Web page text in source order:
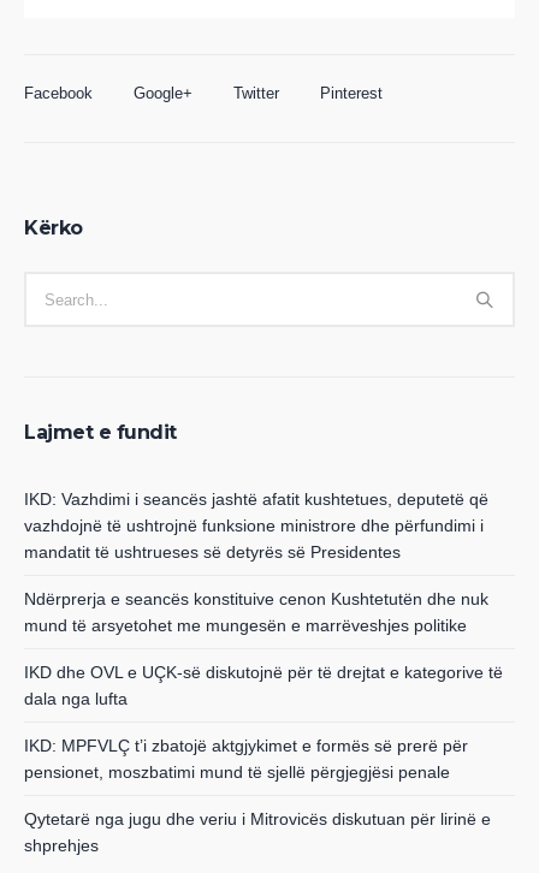
Facebook Google+ Twitter Pinterest
Kërko
Lajmet e fundit
IKD: Vazhdimi i seancës jashtë afatit kushtetues, deputetë që
vazhdojnë të ushtrojnë funksione ministrore dhe përfundimi i
mandatit të ushtrueses së detyrës së Presidentes
Ndërprerja e seancës konstituive cenon Kushtetutën dhe nuk
mund të arsyetohet me mungesën e marrëveshjes politike
IKD dhe OVL e UÇK-së diskutojnë për të drejtat e kategorive të
dala nga lufta
IKD: MPFVLÇ t’i zbatojë aktgjykimet e formës së prerë për
pensionet, moszbatimi mund të sjellë përgjegjësi penale
Qytetarë nga jugu dhe veriu i Mitrovicës diskutuan për lirinë e
shprehjes